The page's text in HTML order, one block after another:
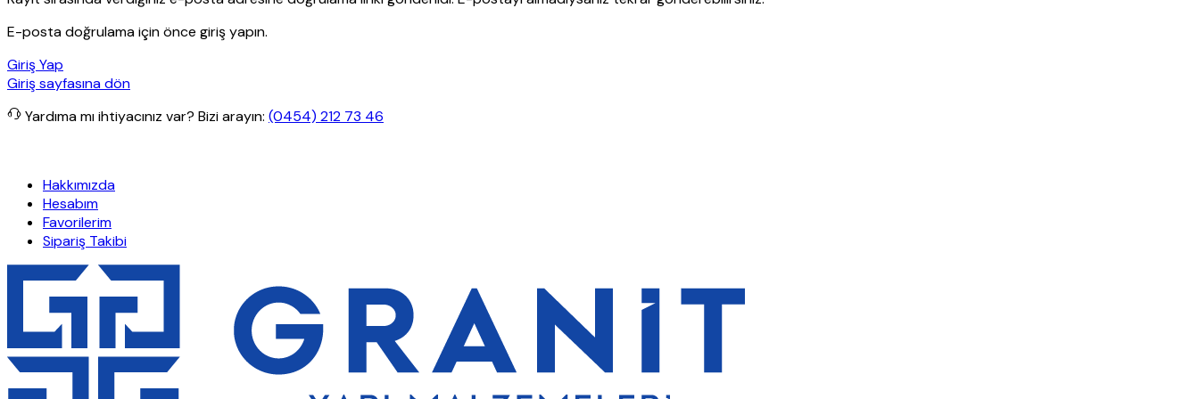
E-posta doğrulama için önce giriş yapın.
Giriş Yap
Giriş sayfasına dön
Yardıma mı ihtiyacınız var? Bizi arayın: (0454) 212 73 46
Hakkımızda
Hesabım
Favorilerim
Sipariş Takibi